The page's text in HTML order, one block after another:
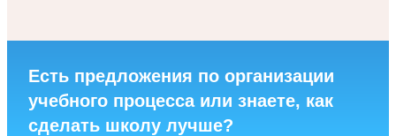
Есть предложения по организации
учебного процесса или знаете, как
сделать школу лучше?